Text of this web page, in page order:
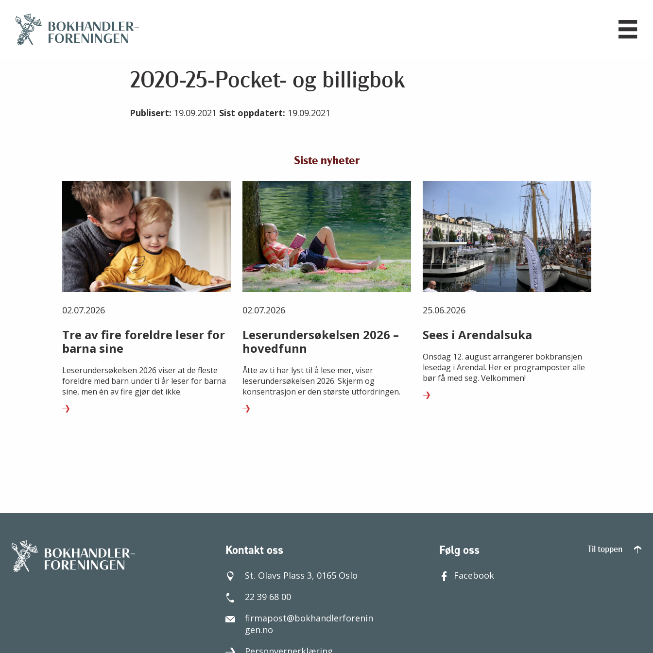
2020-25-Pocket- og billigbok
Publisert: 19.09.2021 Sist oppdatert: 19.09.2021
Siste nyheter
02.07.2026
Tre av fire foreldre leser for
barna sine
Leserundersøkelsen 2026 viser at de fleste
foreldre med barn under ti år leser for barna
sine, men én av fire gjør det ikke.
02.07.2026
Leserundersøkelsen 2026 –
hovedfunn
Åtte av ti har lyst til å lese mer, viser
leserundersøkelsen 2026. Skjerm og
konsentrasjon er den største utfordringen.
25.06.2026
Sees i Arendalsuka
Onsdag 12. august arrangerer bokbransjen
lesedag i Arendal. Her er programposter alle
bør få med seg. Velkommen!
Kontakt oss
St. Olavs Plass 3, 0165 Oslo
22 39 68 00
firmapost@bokhandlerforenin
gen.no
Følg oss
Facebook
Til toppen